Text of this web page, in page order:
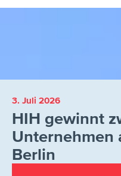
3. Juli 2026
HIH gewinnt
Unternehmen
Berlin